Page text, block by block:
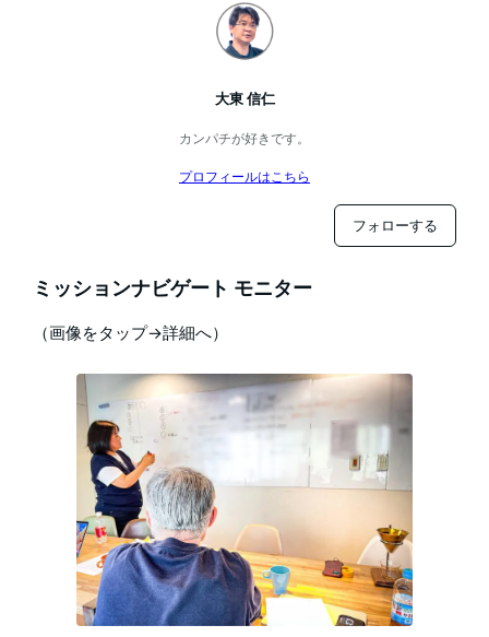
大東 信仁
カンパチが好きです。
プロフィールはこちら
フォローする
ミッションナビゲート モニター
（画像をタップ→詳細へ）